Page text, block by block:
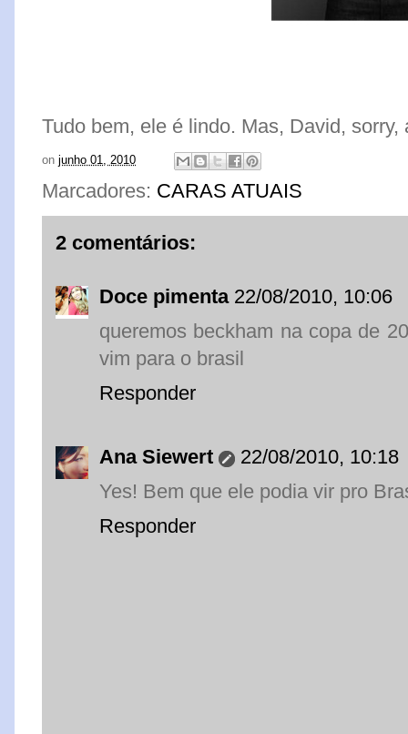
Tudo bem, ele é lindo. Mas, David,
on junho 01, 2010
Marcadores: CARAS ATUAIS
2 comentários:
Doce pimenta 22/08/2010, 10:06
queremos beckham na copa de
vim para o brasil
Responder
Ana Siewert
22/08/2010, 10:18
Yes! Bem que ele podia vir pro
Responder